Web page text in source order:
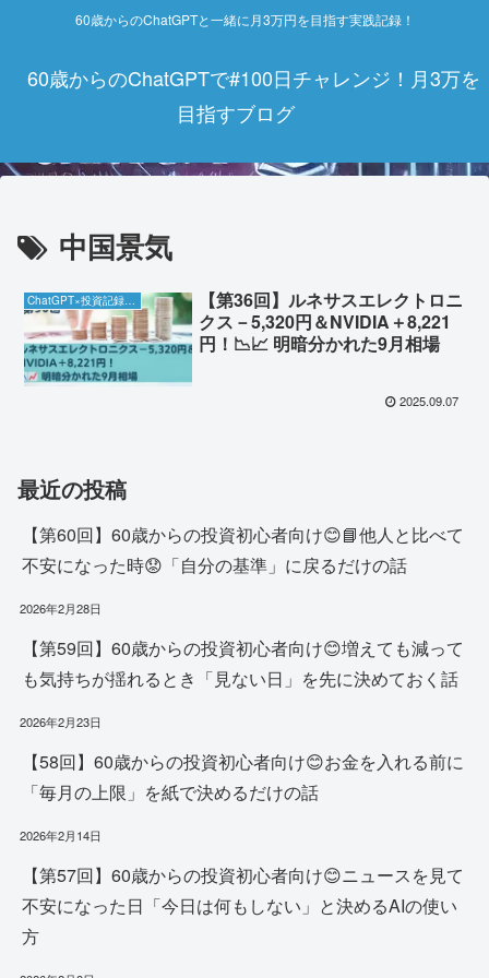
60歳からのChatGPTと一緒に月3万円を目指す実践記録！
60歳からのChatGPTで#100日チャレンジ！月3万を
目指すブログ
中国景気
【第36回】ルネサスエレクトロニ
クス－5,320円＆NVIDIA＋8,221
円！📉📈 明暗分かれた9月相場
2025.09.07
最近の投稿
【第60回】60歳からの投資初心者向け😊📘他人と比べて
不安になった時😟「自分の基準」に戻るだけの話
2026年2月28日
【第59回】60歳からの投資初心者向け😊増えても減って
も気持ちが揺れるとき「見ない日」を先に決めておく話
2026年2月23日
【58回】60歳からの投資初心者向け😊お金を入れる前に
「毎月の上限」を紙で決めるだけの話
2026年2月14日
【第57回】60歳からの投資初心者向け😊ニュースを見て
不安になった日「今日は何もしない」と決めるAIの使い
方